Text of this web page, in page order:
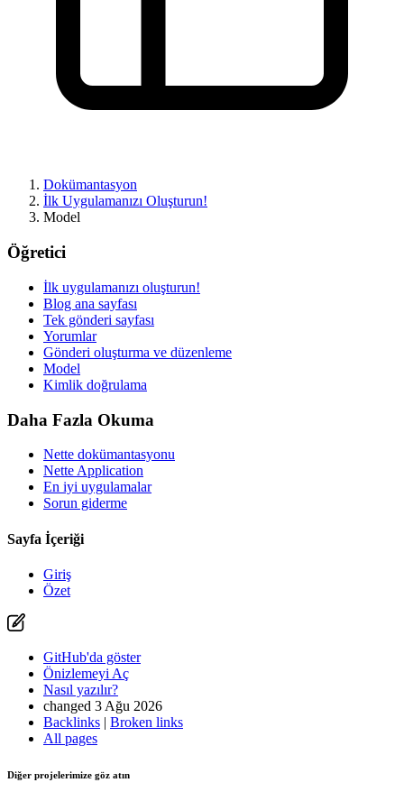
Önizlemeyi Aç
GitHub'da bu sayfayla ilgili bir sorun bildirin
Dokümantasyon
İlk Uygulamanızı Oluşturun!
Model
Öğretici
İlk uygulamanızı oluşturun!
Blog ana sayfası
Tek gönderi sayfası
Yorumlar
Gönderi oluşturma ve düzenleme
Model
Kimlik doğrulama
Daha Fazla Okuma
Nette dokümantasyonu
Nette Application
En iyi uygulamalar
Sorun giderme
Sayfa İçeriği
Giriş
Özet
GitHub'da göster
Önizlemeyi Aç
Nasıl yazılır?
changed 3 Ağu 2026
Backlinks | Broken links
All pages
Diğer projelerimize göz atın